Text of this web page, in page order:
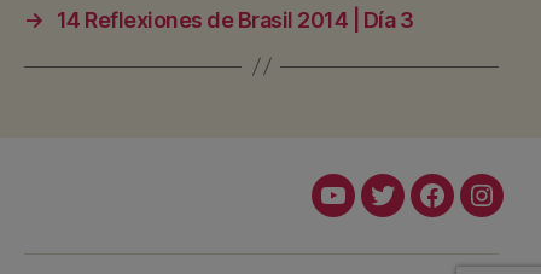
→
14 Reflexiones de Brasil 2014 | Día 3
YoutubeTwitterFacebook